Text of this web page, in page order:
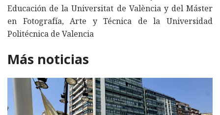
Educación de la Universitat de València y del Máster
en Fotografía, Arte y Técnica de la Universidad
Politécnica de Valencia
Más noticias